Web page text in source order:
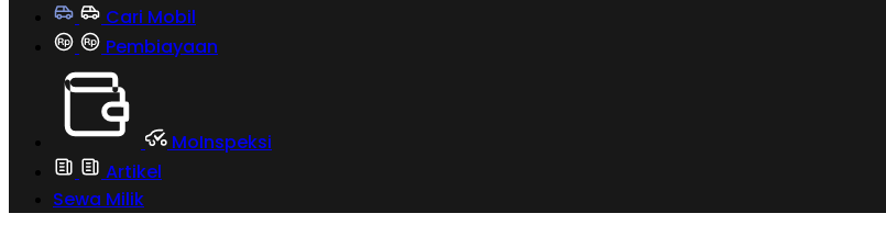
Cari Mobil
Pembiayaan
MoInspeksi
Artikel
Sewa Milik